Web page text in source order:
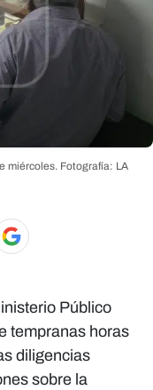
miércoles. Fotografía: LA
Público
tempranas horas
diligencias
sobre la